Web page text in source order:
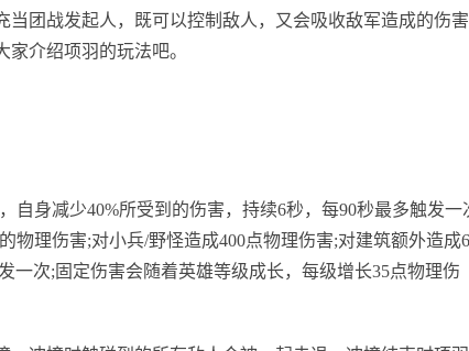
团战发起人，既可以控制敌人，又会吸收敌军造成的伤害
介绍项羽的玩法吧。
身减少40%所受到的伤害，持续6秒，每90秒最多触发一
物理伤害;对小兵/野怪造成400点物理伤害;对建筑额外造成
一次;固定伤害会随着英雄等级成长，每级增长35点物理伤